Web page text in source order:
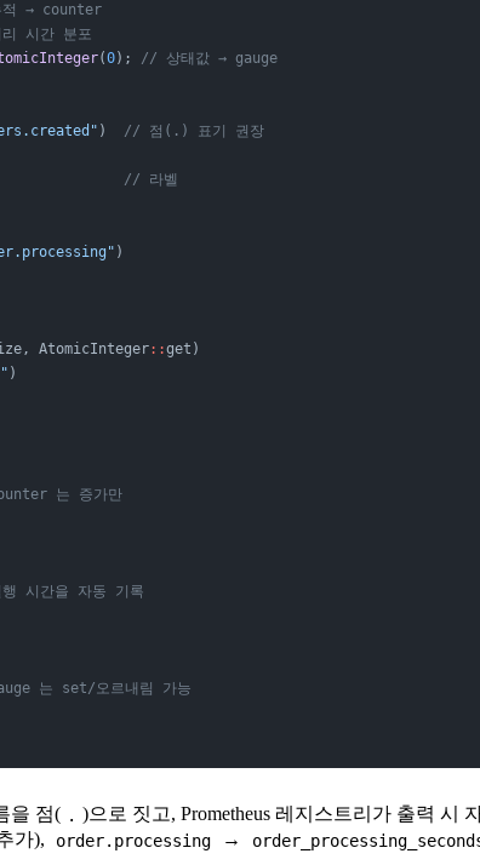
→ counter
시간 분포
(0); // 상태값 → gauge
) // 점(.) 표기 권장
// 라벨
)
AtomicInteger::get)
)
는 증가만
시간을 자동 기록
는 set/오르내림 가능
을 점( . )으로 짓고, Prometheus 레지스트리가 출력 시
가), order.processing →